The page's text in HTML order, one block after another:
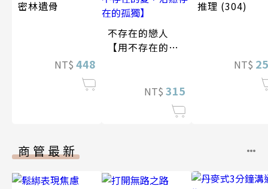
密林遺骨
NT$ 448
不存在的戀人
【用不存在的
NT$ 315
推理 (304)
NT$
商管最新